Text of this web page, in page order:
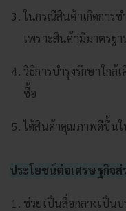
ในกรณีสินค้าเกิดการชํ
เพราะสินค้ามีมาตรฐ
วิธีการบํารุงรักษาใกล้
ซื้อ
ได้สินค้าคุณภาพดีขึ้นใ
ประโยชน์ต่อเศรษฐกิจ
ช่วยเป็นสื่อกลางเป็น